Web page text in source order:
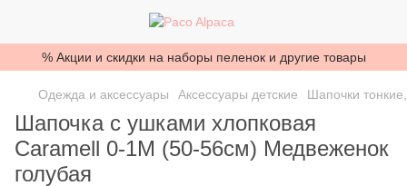
% Акции и скидки на наборы пеленок и другие товары
Одежда и аксессуары Аксессуары детские Шапочки
Шапочка с ушками хлопковая
Caramell 0-1М (50-56см) Медвеженок
голубая